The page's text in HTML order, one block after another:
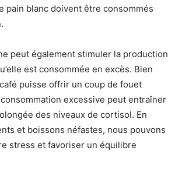
pain blanc doivent être consommés
peut également stimuler la production
est consommée en excès. Bien
puisse offrir un coup de fouet
excessive peut entraîner
des niveaux de cortisol. En
et boissons néfastes, nous pouvons
stress et favoriser un équilibre